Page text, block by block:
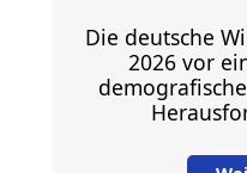
Die deutsche
2026 vor